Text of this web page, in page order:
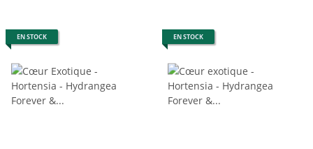
EN STOCK EN STOCK